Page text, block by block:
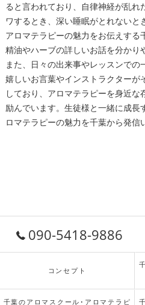
ると言われており、自律神経が乱
ワするとき、深い睡眠がとれないと
アロマテラピーの魅力をお伝えする
精油やハーブの詳しいお話を分かり
また、日々の出来事やレッスンでの
嬉しいお言葉やインストラクターが
しており、アロマテラピーを身近な
励んでいます。生徒様と一緒に成長
ロマテラピーの魅力を千葉から発信
090-5418-9886
コンセプト
千葉のアロマスクール･アロマテラピ